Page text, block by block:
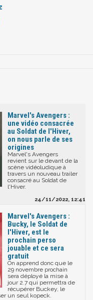
Marvel's Avengers :
une vidéo consacrée
au Soldat de l'Hiver,
on nous parle de ses
origines
Marvel's Avengers
revient sur le devant de la
scène vidéoludique à
travers un nouveau trailer
consacré au Soldat de
l'Hiver.
24/11/2022, 12:41
Marvel's Avengers :
Bucky, le Soldat de
l'Hiver, est le
prochain perso
jouable et ce sera
gratuit
On apprend donc que le
29 novembre prochain
sera déployé la mise à
jour 2.7 qui permettra de
récupérer Buckey, le
un seul kopeck.